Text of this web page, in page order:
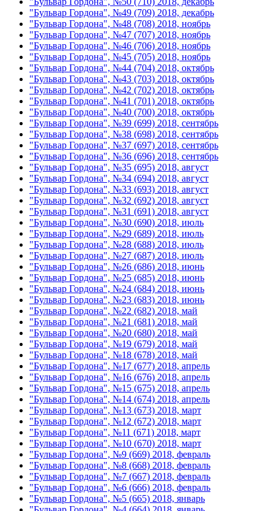
"Бульвар Гордона", №49 (709) 2018, декабрь
"Бульвар Гордона", №48 (708) 2018, ноябрь
"Бульвар Гордона", №47 (707) 2018, ноябрь
"Бульвар Гордона", №46 (706) 2018, ноябрь
"Бульвар Гордона", №45 (705) 2018, ноябрь
"Бульвар Гордона", №44 (704) 2018, октябрь
"Бульвар Гордона", №43 (703) 2018, октябрь
"Бульвар Гордона", №42 (702) 2018, октябрь
"Бульвар Гордона", №41 (701) 2018, октябрь
"Бульвар Гордона", №40 (700) 2018, октябрь
"Бульвар Гордона", №39 (699) 2018, сентябрь
"Бульвар Гордона", №38 (698) 2018, сентябрь
"Бульвар Гордона", №37 (697) 2018, сентябрь
"Бульвар Гордона", №36 (696) 2018, сентябрь
"Бульвар Гордона", №35 (695) 2018, август
"Бульвар Гордона", №34 (694) 2018, август
"Бульвар Гордона", №33 (693) 2018, август
"Бульвар Гордона", №32 (692) 2018, август
"Бульвар Гордона", №31 (691) 2018, август
"Бульвар Гордона", №30 (690) 2018, июль
"Бульвар Гордона", №29 (689) 2018, июль
"Бульвар Гордона", №28 (688) 2018, июль
"Бульвар Гордона", №27 (687) 2018, июль
"Бульвар Гордона", №26 (686) 2018, июнь
"Бульвар Гордона", №25 (685) 2018, июнь
"Бульвар Гордона", №24 (684) 2018, июнь
"Бульвар Гордона", №23 (683) 2018, июнь
"Бульвар Гордона", №22 (682) 2018, май
"Бульвар Гордона", №21 (681) 2018, май
"Бульвар Гордона", №20 (680) 2018, май
"Бульвар Гордона", №19 (679) 2018, май
"Бульвар Гордона", №18 (678) 2018, май
"Бульвар Гордона", №17 (677) 2018, апрель
"Бульвар Гордона", №16 (676) 2018, апрель
"Бульвар Гордона", №15 (675) 2018, апрель
"Бульвар Гордона", №14 (674) 2018, апрель
"Бульвар Гордона", №13 (673) 2018, март
"Бульвар Гордона", №12 (672) 2018, март
"Бульвар Гордона", №11 (671) 2018, март
"Бульвар Гордона", №10 (670) 2018, март
"Бульвар Гордона", №9 (669) 2018, февраль
"Бульвар Гордона", №8 (668) 2018, февраль
"Бульвар Гордона", №7 (667) 2018, февраль
"Бульвар Гордона", №6 (666) 2018, февраль
"Бульвар Гордона", №5 (665) 2018, январь